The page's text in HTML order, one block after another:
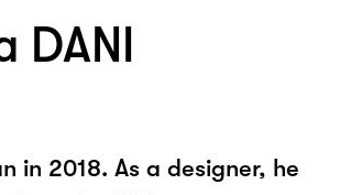
DANI
in 2018. As a designer, he